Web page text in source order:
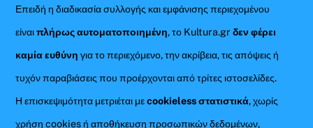
Επειδή η διαδικασία συλλογής και εμφάνισης περιεχομένου
είναιπλήρως αυτοματοποιημένη, το Kultura.grδεν φέρει
καμία ευθύνη για το περιεχόμενο, την ακρίβεια, τις απόψεις ή
τυχόν παραβιάσεις που προέρχονται από τρίτες ιστοσελίδες.
Η επισκεψιμότητα μετριέται μεcookieless στατιστικά, χωρίς
χρήση cookies ή αποθήκευση προσωπικών δεδομένων,